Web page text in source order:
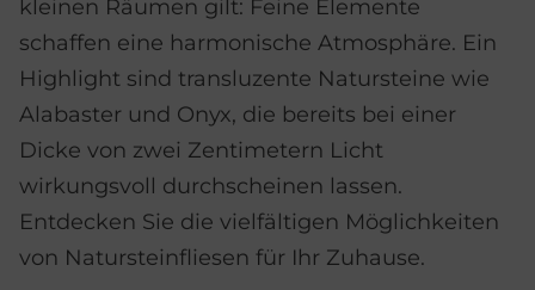
kleinen Räumen gilt: Feine Elemente
schaffen eine harmonische Atmosphäre. Ein
Highlight sind transluzente Natursteine wie
Alabaster und Onyx, die bereits bei einer
Dicke von zwei Zentimetern Licht
wirkungsvoll durchscheinen lassen.
Entdecken Sie die vielfältigen Möglichkeiten
von Natursteinfliesen für Ihr Zuhause.